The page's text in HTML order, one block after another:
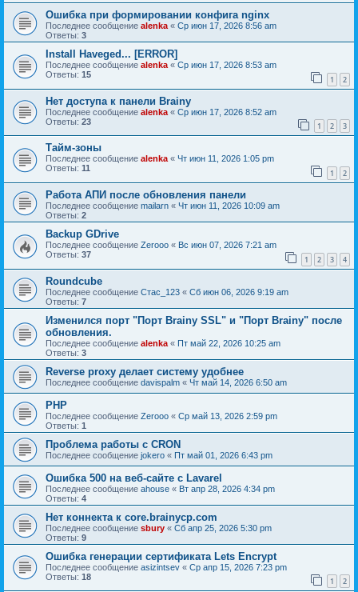
Ошибка при формировании конфига nginx
Последнее сообщение alenka « Ср июн 17, 2026 8:56 am
Ответы: 3
Install Haveged... [ERROR]
Последнее сообщение alenka « Ср июн 17, 2026 8:53 am
Ответы: 15 1 2
Нет доступа к панели Brainy
Последнее сообщение alenka « Ср июн 17, 2026 8:52 am
Ответы: 23 1 2 3
Тайм-зоны
Последнее сообщение alenka« Чт июн 11, 2026 1:05 pm
Ответы: 11 1 2
Работа АПИ после обновления панели
Последнее сообщение mailarn « Чт июн 11, 2026 10:09 am
Ответы: 2
Backup GDrive
Последнее сообщение Zerooo « Вс июн 07, 2026 7:21 am
Ответы: 37 1 2 3 4
Roundcube
Последнее сообщение Стас_123 « Сб июн 06, 2026 9:19 am
Ответы: 7
Изменился порт "Порт Brainy SSL" и "Порт Brainy" после
обновления.
Последнее сообщение alenka « Пт май 22, 2026 10:25 am
Ответы: 3
Reverse proxy делает систему удобнее
Последнее сообщение davispalm « Чт май 14, 2026 6:50 am
PHP
Последнее сообщение Zerooo « Ср май 13, 2026 2:59 pm
Ответы: 1
Проблема работы с CRON
Последнее сообщение jokero « Пт май 01, 2026 6:43 pm
Ошибка 500 на веб-сайте с Lavarel
Последнее сообщение ahouse « Вт апр 28, 2026 4:34 pm
Ответы: 4
Нет коннекта к core.brainycp.com
Последнее сообщение sbury « Сб апр 25, 2026 5:30 pm
Ответы: 9
Ошибка генерации сертификата Lets Encrypt
Последнее сообщение asizintsev « Ср апр 15, 2026 7:23 pm
Ответы: 18 1 2